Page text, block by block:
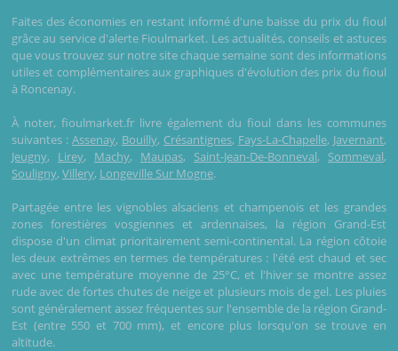
Faites des économies en restant informé d'une baisse du prix du fioul
grâce au service d'alerte Fioulmarket. Les actualités, conseils et astuces
que vous trouvez sur notre site chaque semaine sont des informations
utiles et complémentaires aux graphiques d'évolution des prix du fioul
à Roncenay.
À noter, fioulmarket.fr livre également du fioul dans les communes
suivantes : Assenay, Bouilly, Crésantignes, Fays-La-Chapelle, Javernant,
Jeugny, Lirey, Machy, Maupas, Saint-Jean-De-Bonneval, Sommeval,
Souligny, Villery, Longeville Sur Mogne.
Partagée entre les vignobles alsaciens et champenois et les grandes
zones forestières vosgiennes et ardennaises, la région Grand-Est
dispose d'un climat prioritairement semi-continental. La région côtoie
les deux extrêmes en termes de températures : l'été est chaud et sec
avec une température moyenne de 25°C, et l'hiver se montre assez
rude avec de fortes chutes de neige et plusieurs mois de gel. Les pluies
sont généralement assez fréquentes sur l'ensemble de la région Grand-
Est (entre 550 et 700 mm), et encore plus lorsqu'on se trouve en
altitude.